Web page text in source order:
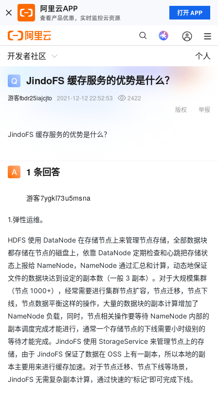
打开 APP
开发者社区 个人
JindoFS 缓存服务的优势是什么？
游客fbdr25iajcjto 2021-12-12 22:52:53
2422
举报
版权
JindoFS 缓存服务的优势是什么？
1 条回答
游客7ygkl73u5msna
1.弹性运维。
HDFS 使用 DataNode 在存储节点上来管理节点存储，全部数据块
都存储在节点的磁盘上，依靠 DataNode 定期检查和心跳把存储状
态上报给 NameNode，NameNode 通过汇总和计算，动态地保证
文件的数据块达到设定的副本数（一般 3 副本）。对于大规模集群
（节点 1000+），经常需要进行集群节点扩容，节点迁移，节点下
线，节点数据平衡这样的操作，大量的数据块的副本计算增加了
NameNode 负载，同时，节点相关操作要等待 NameNode 内部的
副本调度完成才能进行，通常一个存储节点的下线需要小时级别的
等待才能完成。JindoFS 使用 StorageService 来管理节点上的存
储，由于 JindoFS 保证了数据在 OSS 上有一副本，所以本地的副
本主要用来进行缓存加速。对于节点迁移、节点下线等场景，
JindoFS 无需复杂副本计算，通过快速的“标记”即可完成下线。